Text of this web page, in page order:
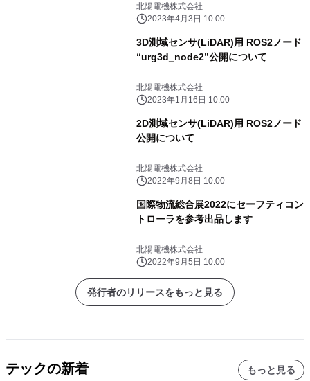
北陽電機株式会社
2023年4月3日 10:00
3D測域センサ(LiDAR)用 ROS2ノード
“urg3d_node2”公開について
北陽電機株式会社
2023年1月16日 10:00
2D測域センサ(LiDAR)用 ROS2ノード
公開について
北陽電機株式会社
2022年9月8日 10:00
国際物流総合展2022にセーフティコン
トローラを参考出品します
北陽電機株式会社
2022年9月5日 10:00
発行者のリリースをもっと見る
テックの新着 もっと見る